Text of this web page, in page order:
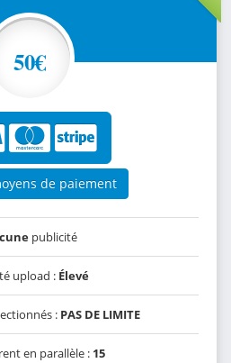
50€
de paiement
publicité
upload : Élevé
: PAS DE LIMITE
en parallèle : 15